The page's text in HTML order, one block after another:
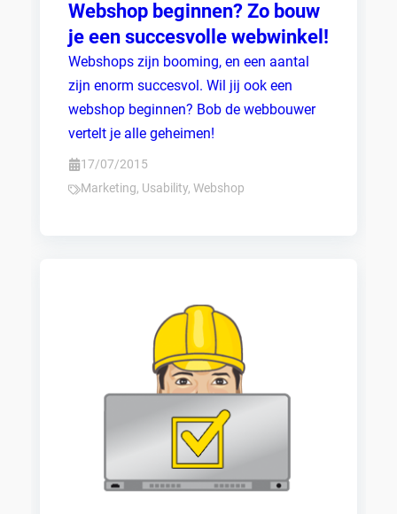
Webshop beginnen? Zo bouw
je een succesvolle webwinkel!
Webshops zijn booming, en een aantal
zijn enorm succesvol. Wil jij ook een
webshop beginnen? Bob de webbouwer
vertelt je alle geheimen!
17/07/2015
Marketing, Usability,Webshop